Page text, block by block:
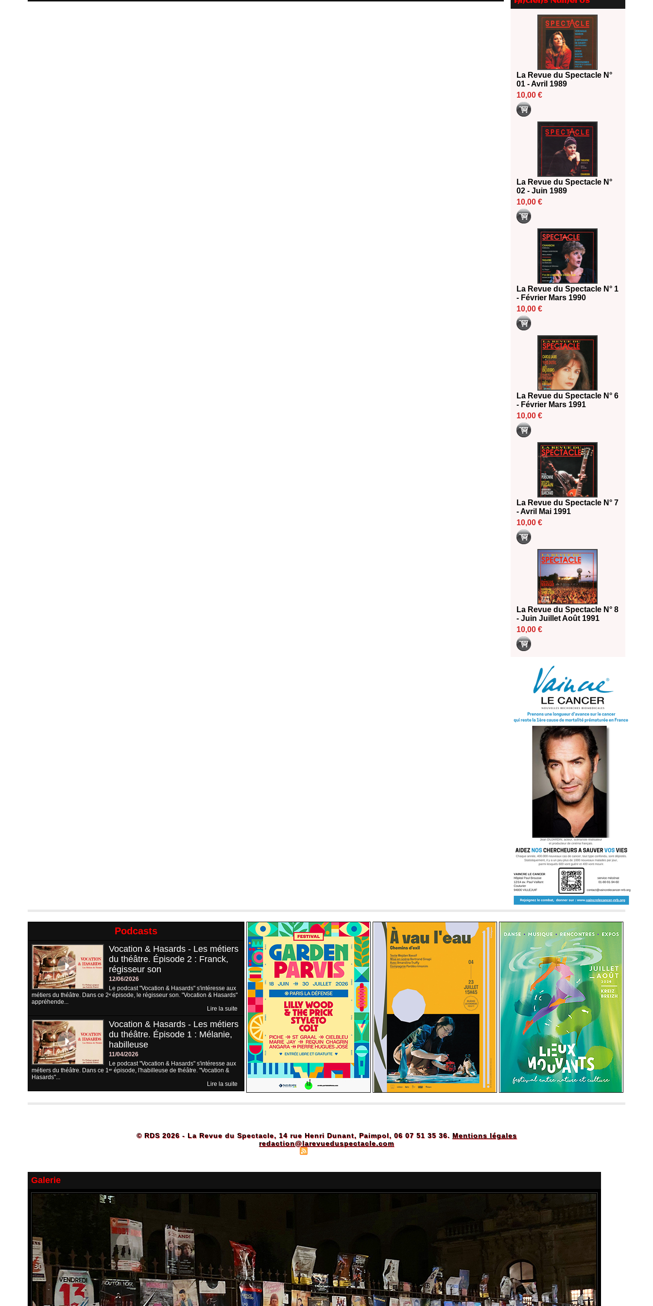
Le palmarès des prix SACD
Les 10 lauréats du Fonds
Grandes Formes Théâtre 2026
Nomination de Nathalie
Garraud et Olivier Saccomano à
la direction du Théâtre de
Gennevilliers - CDN
13/06/2026
Dispositif SACD Auteurs
d'espaces : les lauréats 2026
La Revue du Spectacle N°
01 - Avril 1989
10,00 €
La Revue du Spectacle N°
02 - Juin 1989
10,00 €
La Revue du Spectacle N° 1
- Février Mars 1990
10,00 €
La Revue du Spectacle N° 6
- Février Mars 1991
10,00 €
La Revue du Spectacle N° 7
- Avril Mai 1991
10,00 €
La Revue du Spectacle N° 8
- Juin Juillet Août 1991
10,00 €
Podcasts
Vocation & Hasards - Les métiers
du théâtre. Épisode 2 : Franck,
régisseur son
12/06/2026
Le podcast "Vocation & Hasards" s'intéresse aux
métiers du théâtre. Dans ce 2ᵉ épisode, le régisseur son. "Vocation & Hasards"
appréhende...
Lire la suite
Vocation & Hasards - Les métiers
du théâtre. Épisode 1 : Mélanie,
habilleuse
11/04/2026
Le podcast "Vocation & Hasards" s'intéresse aux
métiers du théâtre. Dans ce 1ᵉʳ épisode, l'habilleuse de théâtre. "Vocation &
Hasards"...
Lire la suite
© RDS 2026 - La Revue du Spectacle, 14 rue Henri Dunant, Paimpol, 06 07 51 35 36. Mentions légales
redaction@larevueduspectacle.com
Galerie